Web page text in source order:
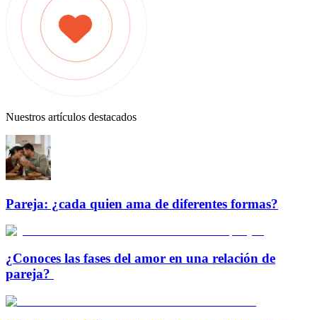
Nuestros artículos destacados
Pareja: ¿cada quien ama de diferentes formas?
¿Conoces las fases del amor en una relación de
pareja?